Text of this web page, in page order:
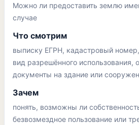
Можно ли предоставить землю
случае
Что смотрим
выписку ЕГРН, кадастровый
вид разрешённого использования,
документы на здание или
Зачем
понять, возможны ли
безвозмездное пользование или